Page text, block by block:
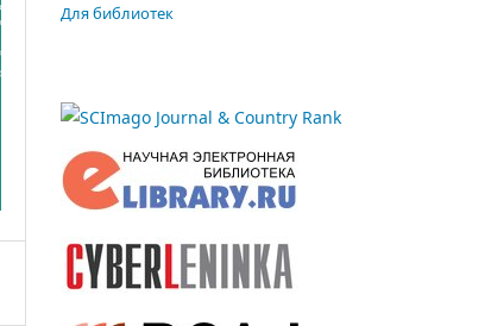
Для библиотек